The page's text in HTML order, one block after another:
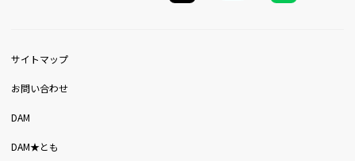
サイトマップ
お問い合わせ
DAM
DAM★とも